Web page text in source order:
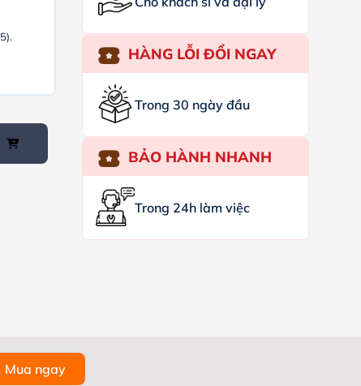
HÀNG LỖI ĐỔI NGAY
Trong 30 ngày đầu
BẢO HÀNH NHANH
Trong 24h làm việc
Mua ngay